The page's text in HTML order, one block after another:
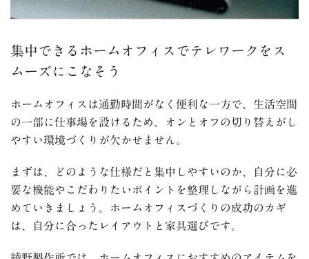
集中できるホームオフィスでテレワークをス
ムーズにこなそう
ホームオフィスは通勤時間がなく便利な一方で、生活空間
の一部に仕事場を設けるため、
オンとオフの切り替えがし
やすい環境づくりが欠かせません。
まずは、どのような仕様だと集中しやすいのか、自分に必
要な機能やこだわりたいポイントを整理しながら計画を進
めていきましょう。ホームオフィスづくりの成功のカギ
は、自分に合ったレイアウトと家具選びです。